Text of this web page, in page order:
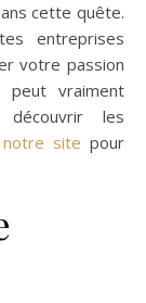
cette quête.
entreprises
votre passion
peut vraiment
les
site pour